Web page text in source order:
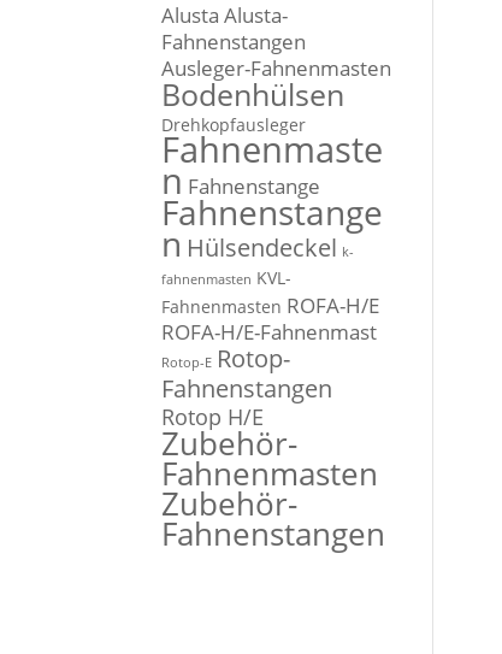
Alusta Alusta-
Fahnenstangen
Ausleger-Fahnenmasten
Bodenhülsen
Drehkopfausleger
Fahnenmaste
n Fahnenstange
Fahnenstange
n Hülsendeckel k-
fahnenmasten KVL-
Fahnenmasten ROFA-H/E
ROFA-H/E-Fahnenmast
Rotop-E Rotop-
Fahnenstangen
Rotop H/E
Zubehör-
Fahnenmasten
Zubehör-
Fahnenstangen